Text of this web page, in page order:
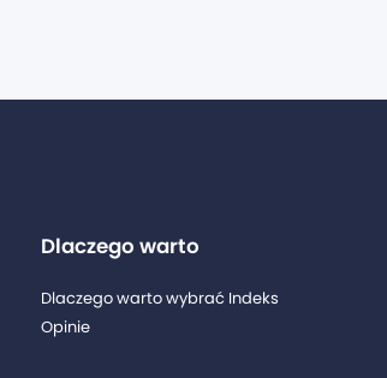
Dlaczego warto
Dlaczego warto wybrać Indeks
Opinie